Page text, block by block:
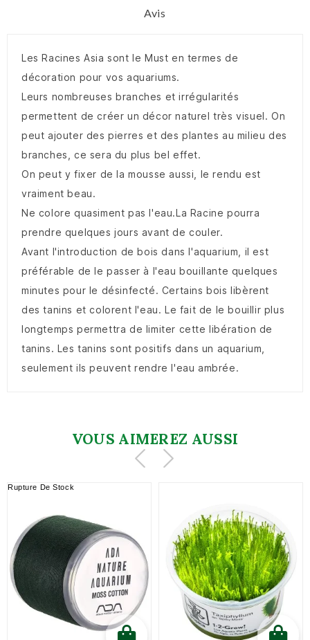
Avis
Les Racines Asia sont le Must en termes de
décoration pour vos aquariums.
Leurs nombreuses branches et irrégularités
permettent de créer un décor naturel très visuel. On
peut ajouter des pierres et des plantes au milieu des
branches, ce sera du plus bel effet.
On peut y fixer de la mousse aussi, le rendu est
vraiment beau.
Ne colore quasiment pas l'eau.La Racine pourra
prendre quelques jours avant de couler.
Avant l'introduction de bois dans l'aquarium, il est
préférable de le passer à l'eau bouillante quelques
minutes pour le désinfecté. Certains bois libèrent
des tanins et colorent l'eau. Le fait de le bouillir plus
longtemps permettra de limiter cette libération de
tanins. Les tanins sont positifs dans un aquarium,
seulement ils peuvent rendre l'eau ambrée.
VOUS AIMEREZ AUSSI
Rupture De Stock